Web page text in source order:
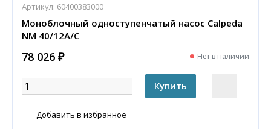
Артикул: 60400383000
Моноблочный одноступенчатый насос Calpeda
NM 40/12A/C
78 026 ₽ Нет в наличии
Добавить в избранное